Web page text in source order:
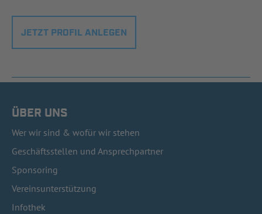
JETZT PROFIL ANLEGEN
ÜBER UNS
Wer wir sind & wofür wir stehen
Geschäftsstellen und Ansprechpartner
Sponsoring
Vereinsunterstützung
Infothek